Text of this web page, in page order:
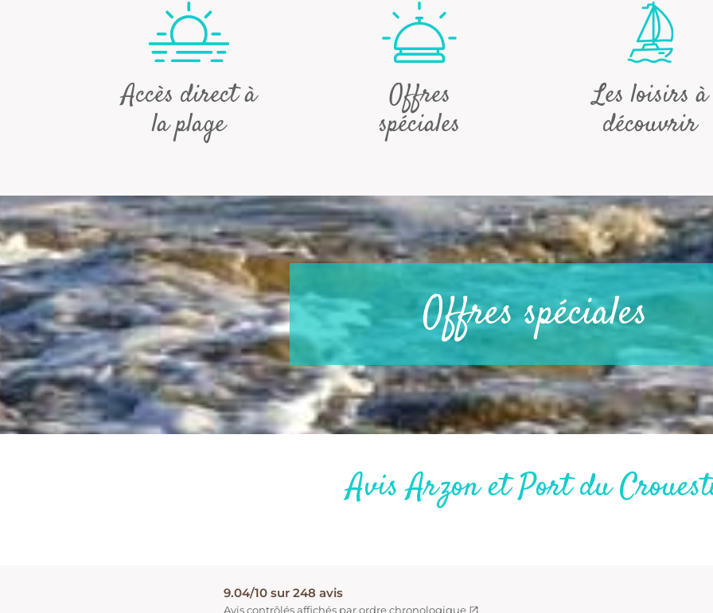
Accès direct à
la plage
Offres
spéciales
Les loisirs à
découvrir
Offres spéciales
Avis Arzon et Port du